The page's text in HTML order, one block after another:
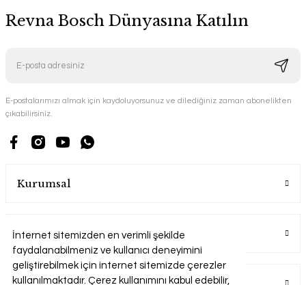
İnternet sitemizden en verimli şekilde
faydalanabilmeniz ve kullanıcı deneyimini
geliştirebilmek için internet sitemizde çerezler
kullanılmaktadır. Çerez kullanımını kabul edebilir,
Revna Bosch Dünyasına Katılın
E-postalarımızı almak için kaydoluyorsunuz ve dilediğiniz zaman abonelikten
çıkabilirsiniz.
Kurumsal
Alışveriş